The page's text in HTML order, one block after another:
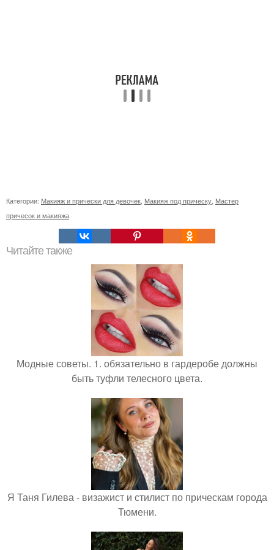
Категории: Макияж и прически для девочек Макияж под прическу Мастер
причесок и макияжа
Читайте также
Модные советы. 1. обязательно в гардеробе должны
быть туфли телесного цвета.
Я Таня Гилева - визажист и стилист по прическам города
Тюмени.